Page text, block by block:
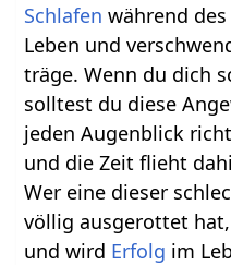
Schlafen während des
Leben und
träge. Wenn du dich
solltest du diese
jeden Augenblick
und die Zeit flieht
Wer eine dieser
völlig ausgerottet
und wird Erfolg im